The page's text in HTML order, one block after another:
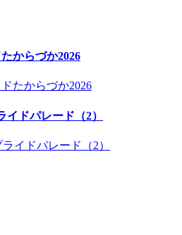
からづか2026
イドパレード（2）